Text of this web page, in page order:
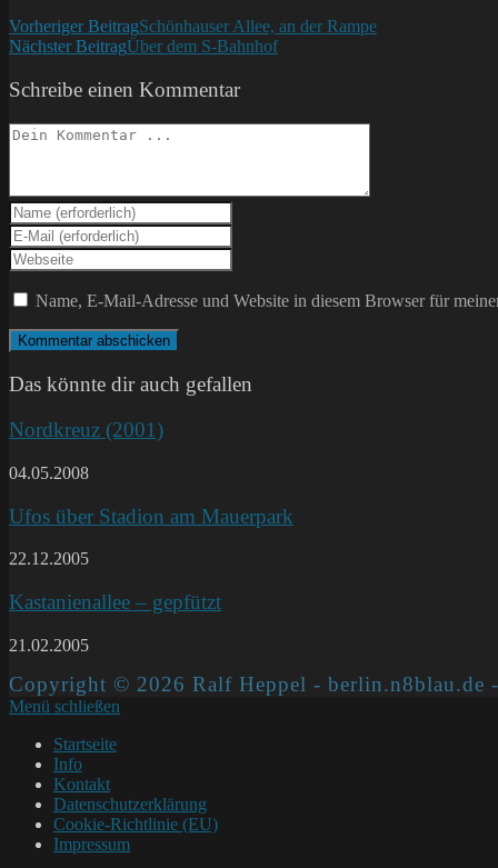
Weitere
Artikel
ansehen
Vorheriger BeitragSchönhauser Allee, an der Rampe
Nächster BeitragÜber dem S-Bahnhof
Schreibe einen Kommentar
Kommentieren
Gib
deinen
Namen
oder
Benutzernamen
zum
Kommentieren
ein
Gib
deine
E-
Mail-
Adresse
zum
Kommentieren
ein
Gib
deine
Website-
ein
(optional)
Name, E-Mail-Adresse und Website in diesem Browser für
Das könnte dir auch gefallen
Nordkreuz (2001)
04.05.2008
Ufos über Stadion am Mauerpark
22.12.2005
Kastanienallee – gepfützt
21.02.2005
Copyright © 2026 Ralf Heppel - berlin.n8blau.de
Menü schließen
Startseite
Info
Kontakt
Datenschutzerklärung
Cookie-Richtlinie (EU)
Impressum